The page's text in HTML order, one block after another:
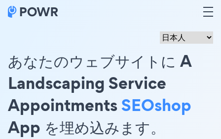
あなたのウェブサイトに A
Landscaping Service
AppointmentsSEOshop
App を埋め込みます。